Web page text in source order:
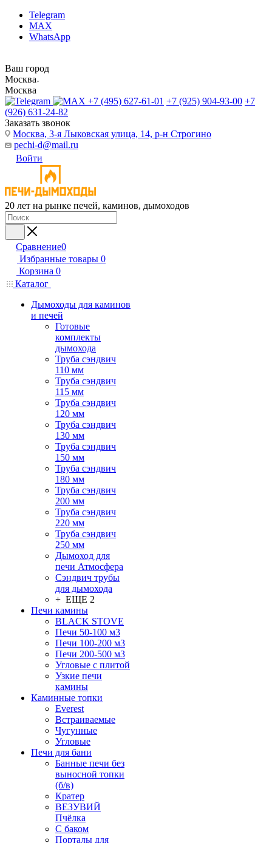
Telegram
MAX
WhatsApp
Ваш город
Москва
Москва
+7 (495) 627-61-01 +7 (925) 904-93-00 +7
(926) 631-24-82
Заказать звонок
Москва, 3-я Лыковская улица, 14, р-н Строгино
pechi-d@mail.ru
Войти
20 лет на рынке печей, каминов, дымоходов
Сравнение0
Избранные товары 0
Корзина 0
Каталог
Дымоходы для каминов
и печей
Готовые
комплекты
дымохода
Труба сэндвич
110 мм
Труба сэндвич
115 мм
Труба сэндвич
120 мм
Труба сэндвич
130 мм
Труба сэндвич
150 мм
Труба сэндвич
180 мм
Труба сэндвич
200 мм
Труба сэндвич
220 мм
Труба сэндвич
250 мм
Дымоход для
печи Атмосфера
Сэндвич трубы
для дымохода
+ ЕЩЕ 2
Печи камины
BLACK STOVE
Печи 50-100 м3
Печи 100-200 м3
Печи 200-500 м3
Угловые с плитой
Узкие печи
камины
Каминные топки
Everest
Встраиваемые
Чугунные
Угловые
Печи для бани
Банные печи без
выносной топки
(б/в)
Кратер
ВЕЗУВИЙ
Пчёлка
С баком
Порталы для